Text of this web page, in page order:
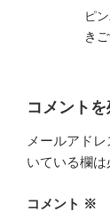
ピ
き
コメント
メールアド
いている欄
コメント ※